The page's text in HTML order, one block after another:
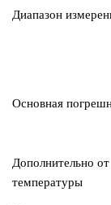
Диапазон
Основная
Дополнительно от
температуры